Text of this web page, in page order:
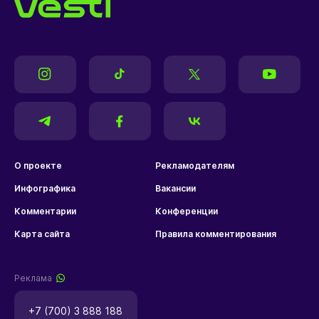
О проекте Рекламодателям
Инфографика Вакансии
Комментарии Конференции
Карта сайта Правила комментирования
Реклама
+7 (700) 3 888 188